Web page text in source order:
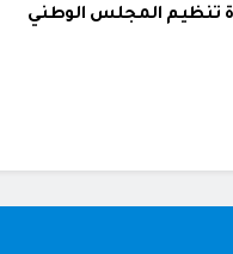
تنظيم المجلس الوطني